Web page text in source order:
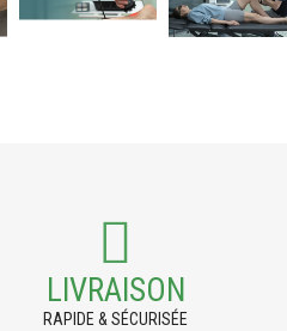
LIVRAISON
RAPIDE & SÉCURISÉE